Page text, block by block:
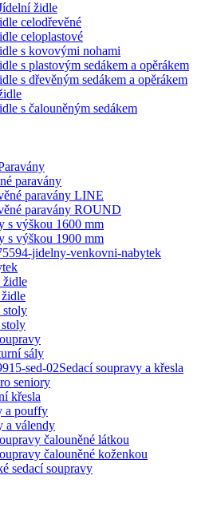
židle
celodřevěné
celoplastové
s kovovými nohami
s plastovým sedákem a opěrákem
s dřevěným sedákem a opěrákem
s čalouněným sedákem
paravány
paravány LINE
paravány ROUND
s výškou 1600 mm
s výškou 1900 mm
židle
stoly
sály
Sedací soupravy a křesla
seniory
křesla
a pouffy
a válendy
čalouněné látkou
čalouněné koženkou
sedací soupravy